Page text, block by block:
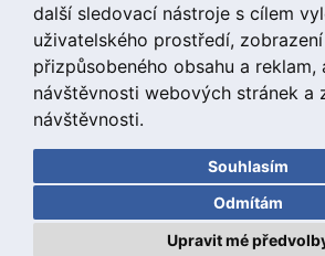
další sledovací nástroje s cílem
uživatelského prostředí, zobrazení
přizpůsobeného obsahu a reklam,
návštěvnosti webových stránek a
návštěvnosti.
Souhlasím
Odmítám
Upravit mé
Copyright © 2020 DD PNEU s.r.o. Všechna
Designed by